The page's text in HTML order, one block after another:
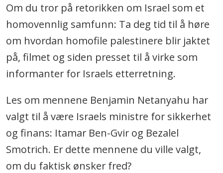
Om du tror på retorikken om Israel som et
homovennlig samfunn: Ta deg tid til å høre
om hvordan homofile palestinere blir jaktet
på, filmet og siden presset til å virke som
informanter for Israels etterretning.
Les om mennene Benjamin Netanyahu har
valgt til å være Israels ministre for sikkerhet
og finans: Itamar Ben-Gvir og Bezalel
Smotrich. Er dette mennene du ville valgt,
om du faktisk ønsker fred?